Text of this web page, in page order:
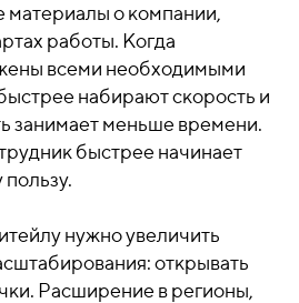
материалы о компании,
работы. Когда
всеми необходимыми
набирают скорость и
занимает меньше времени.
быстрее начинает
нужно увеличить
открывать
Расширение в регионы,